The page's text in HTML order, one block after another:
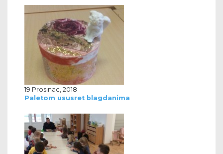
19 Prosinac, 2018
Paletom ususret blagdanima